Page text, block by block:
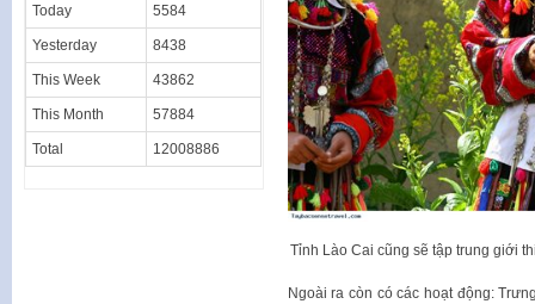
Tỉnh Lào Cai cũng sẽ tập trung giới
Ngoài ra còn có các hoạt động:
Today 5584
Yesterday 8438
This Week 43862
This Month 57884
Total 12008886